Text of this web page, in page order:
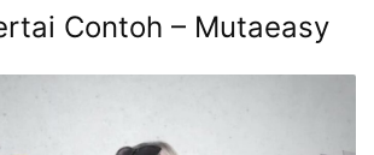
Contoh – Mutaeasy